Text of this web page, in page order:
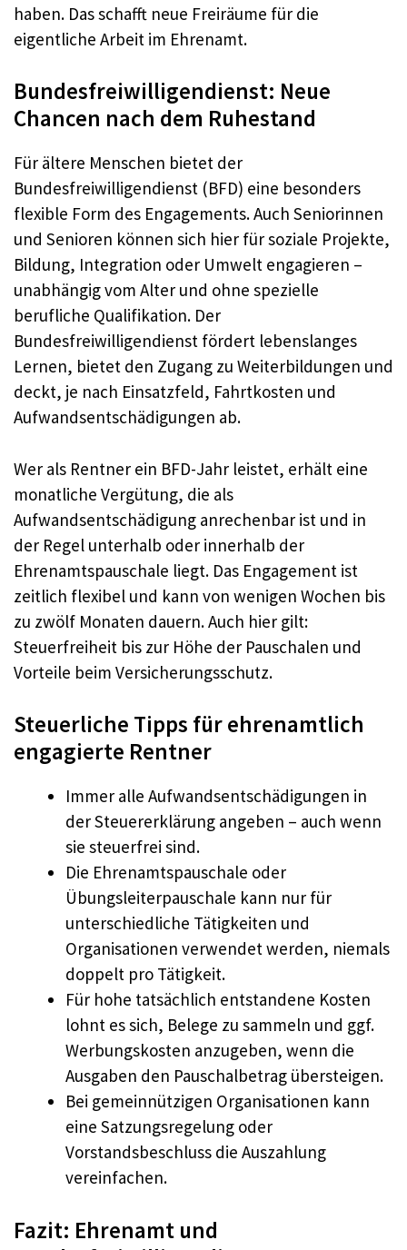
haben. Das schafft neue Freiräume für die
eigentliche Arbeit im Ehrenamt.
Bundesfreiwilligendienst: Neue
Chancen nach dem Ruhestand
Für ältere Menschen bietet der
Bundesfreiwilligendienst (BFD) eine besonders
flexible Form des Engagements. Auch Seniorinnen
und Senioren können sich hier für soziale Projekte,
Bildung, Integration oder Umwelt engagieren –
unabhängig vom Alter und ohne spezielle
berufliche Qualifikation. Der
Bundesfreiwilligendienst fördert lebenslanges
Lernen, bietet den Zugang zu Weiterbildungen und
deckt, je nach Einsatzfeld, Fahrtkosten und
Aufwandsentschädigungen ab.
Wer als Rentner ein BFD-Jahr leistet, erhält eine
monatliche Vergütung, die als
Aufwandsentschädigung anrechenbar ist und in
der Regel unterhalb oder innerhalb der
Ehrenamtspauschale liegt. Das Engagement ist
zeitlich flexibel und kann von wenigen Wochen bis
zu zwölf Monaten dauern. Auch hier gilt:
Steuerfreiheit bis zur Höhe der Pauschalen und
Vorteile beim Versicherungsschutz.
Steuerliche Tipps für ehrenamtlich
engagierte Rentner
Immer alle Aufwandsentschädigungen in
der Steuererklärung angeben – auch wenn
sie steuerfrei sind.
Die Ehrenamtspauschale oder
Übungsleiterpauschale kann nur für
unterschiedliche Tätigkeiten und
Organisationen verwendet werden, niemals
doppelt pro Tätigkeit.
Für hohe tatsächlich entstandene Kosten
lohnt es sich, Belege zu sammeln und ggf.
Werbungskosten anzugeben, wenn die
Ausgaben den Pauschalbetrag übersteigen.
Bei gemeinnützigen Organisationen kann
eine Satzungsregelung oder
Vorstandsbeschluss die Auszahlung
vereinfachen.
Fazit: Ehrenamt und